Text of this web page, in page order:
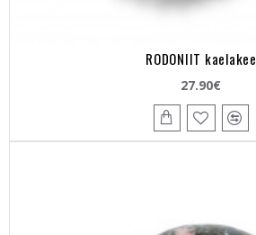
RODONIIT kaelakee
27.90€